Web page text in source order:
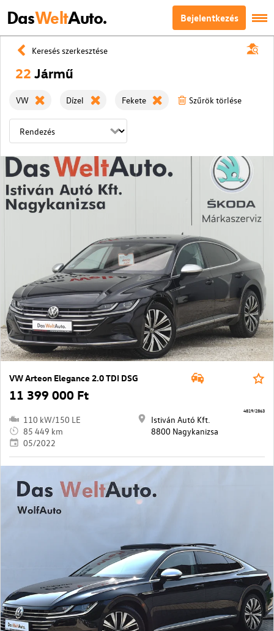
DasWeltAuto. Bejelentkezés
Keresés szerkesztése
22 Jármű
VW Dízel Fekete Szűrök törlése
VW Arteon Elegance 2.0 TDI DSG
11 399 000 Ft
110 kW/150 LE
85 449 km
05/2022
Istiván Autó Kft.
8800 Nagykanizsa
4819/2863